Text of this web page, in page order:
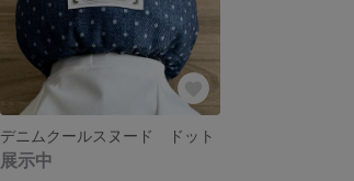
デニムクールスヌード ドット
展示中